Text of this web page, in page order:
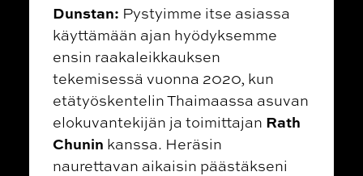
Dunstan: Pystyimme itse asiassa
käyttämään ajan hyödyksemme
ensin raakaleikkauksen
tekemisessä vuonna 2020, kun
etätyöskentelin Thaimaassa asuvan
elokuvantekijän ja toimittajan Rath
Chunin kanssa. Heräsin
naurettavan aikaisin päästäkseni